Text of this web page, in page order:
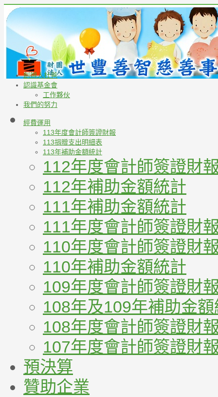
創辦人杜爸
認識基金會
工作夥伙
我們的努力
經費運用
113年度會計師簽證財報
113捐贈支出明細表
113年補助金額統計
112年度會計師簽證財
112年補助金額統計
111年補助金額統計
111年度會計師簽證財
110年度會計師簽證財
110年補助金額統計
109年度會計師簽證財
108年及109年補助金
108年度會計師簽證財
107年度會計師簽證財
預決算
贊助企業